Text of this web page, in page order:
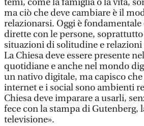
temi, come la famiglia o la vita,
ma ciò che deve cambiare è il
relazionarsi. Oggi è
dirette con le persone,
situazioni di solitudine e
La Chiesa deve essere presente
quotidiane e anche nel mondo
un nativo digitale, ma capisco
internet e i social sono ambienti
Chiesa deve imparare a usarli,
fece con la stampa di Gutenberg,
televisione».